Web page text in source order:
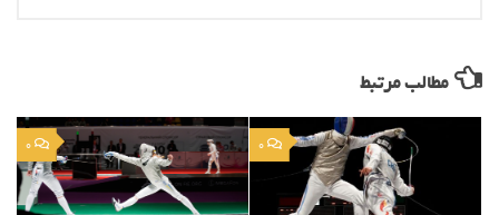
مطالب مرتبط
0
0